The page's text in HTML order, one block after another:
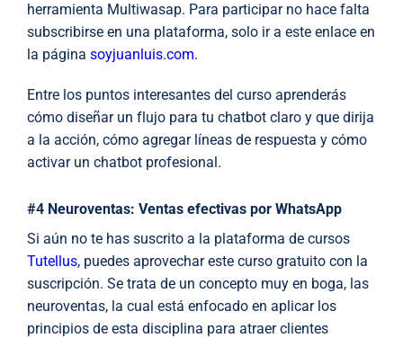
herramienta Multiwasap. Para participar no hace falta
subscribirse en una plataforma, solo ir a este enlace en
la página soyjuanluis.com.
Entre los puntos interesantes del curso aprenderás
cómo diseñar un flujo para tu chatbot claro y que dirija
a la acción, cómo agregar líneas de respuesta y cómo
activar un chatbot profesional.
#4 Neuroventas: Ventas efectivas por WhatsApp
Si aún no te has suscrito a la plataforma de cursos
Tutellus, puedes aprovechar este curso gratuito con la
suscripción. Se trata de un concepto muy en boga, las
neuroventas, la cual está enfocado en aplicar los
principios de esta disciplina para atraer clientes